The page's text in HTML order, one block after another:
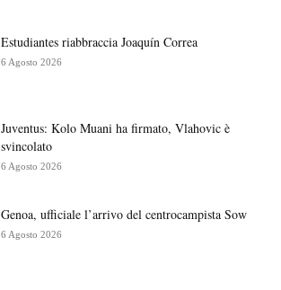
Estudiantes riabbraccia Joaquín Correa
6 Agosto 2026
Juventus: Kolo Muani ha firmato, Vlahovic è
svincolato
6 Agosto 2026
Genoa, ufficiale l’arrivo del centrocampista Sow
6 Agosto 2026